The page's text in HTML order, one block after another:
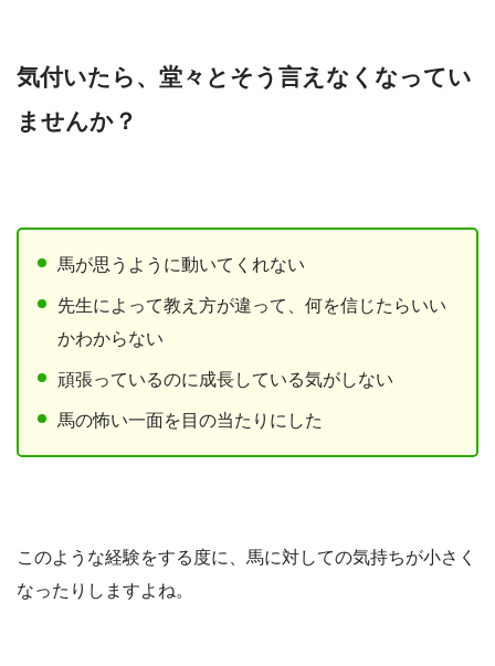
気付いたら、堂々とそう言えなくなってい
ませんか？
馬が思うように動いてくれない
先生によって教え方が違って、何を信じたらいい
かわからない
頑張っているのに成長している気がしない
馬の怖い一面を目の当たりにした
このような経験をする度に、馬に対しての気持ちが小さく
なったりしますよね。